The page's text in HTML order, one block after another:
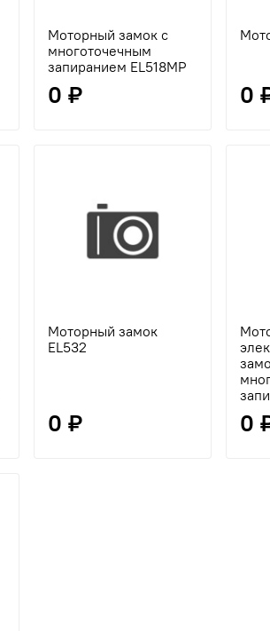
Моторный замок с
многоточечным
запиранием EL518MP
0 ₽ 0
Моторный замок
EL532
0 ₽ 0